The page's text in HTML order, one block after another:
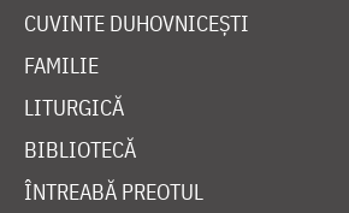
CUVINTE DUHOVNICEȘTI
FAMILIE
LITURGICĂ
BIBLIOTECĂ
ÎNTREABĂ PREOTUL